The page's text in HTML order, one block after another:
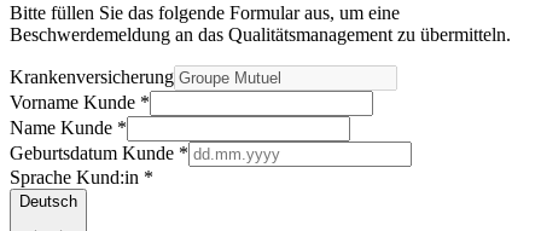
Bitte füllen Sie das folgende Formular aus, um eine
Beschwerdemeldung an das Qualitätsmanagement zu übermitteln.
Krankenversicherung
Vorname Kunde *
Name Kunde *
Geburtsdatum Kunde *
Sprache Kund:in *
Deutsch